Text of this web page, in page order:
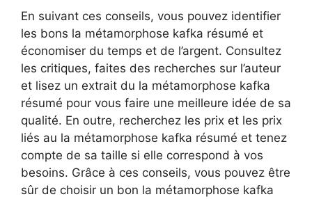
En suivant ces conseils, vous pouvez identifier
les bons la métamorphose kafka résumé et
économiser du temps et de l’argent. Consultez
les critiques, faites des recherches sur l’auteur
et lisez un extrait du la métamorphose kafka
résumé pour vous faire une meilleure idée de sa
qualité. En outre, recherchez les prix et les prix
liés au la métamorphose kafka résumé et tenez
compte de sa taille si elle correspond à vos
besoins. Grâce à ces conseils, vous pouvez être
sûr de choisir un bon la métamorphose kafka